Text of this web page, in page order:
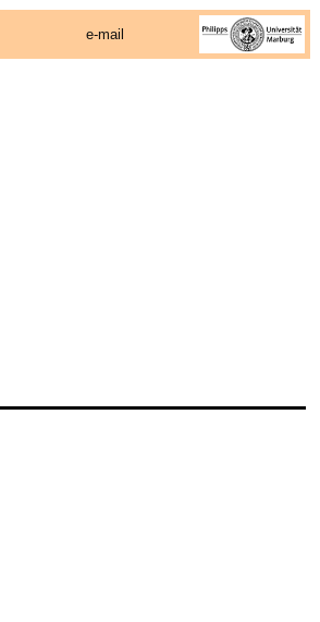
e-mail